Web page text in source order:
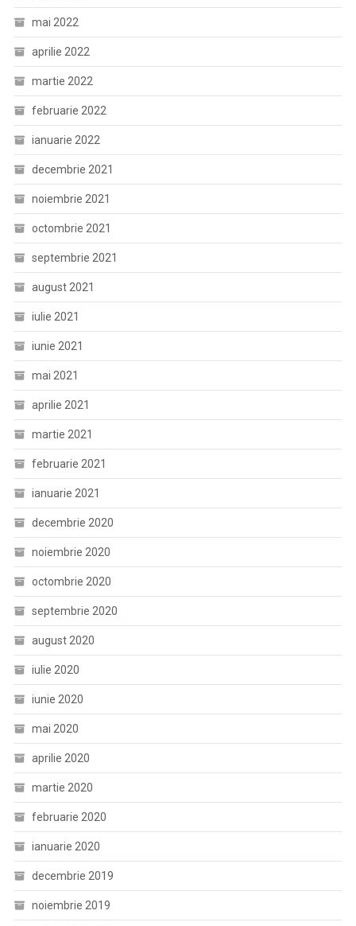
mai 2022
aprilie 2022
martie 2022
februarie 2022
ianuarie 2022
decembrie 2021
noiembrie 2021
octombrie 2021
septembrie 2021
august 2021
iulie 2021
iunie 2021
mai 2021
aprilie 2021
martie 2021
februarie 2021
ianuarie 2021
decembrie 2020
noiembrie 2020
octombrie 2020
septembrie 2020
august 2020
iulie 2020
iunie 2020
mai 2020
aprilie 2020
martie 2020
februarie 2020
ianuarie 2020
decembrie 2019
noiembrie 2019